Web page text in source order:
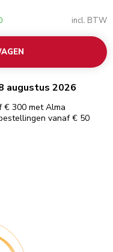
incl. BTW
augustus 2026
€ 300 met Alma
vanaf € 50